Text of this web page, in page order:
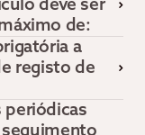
deve ser
de:
a
registo de
periódicas